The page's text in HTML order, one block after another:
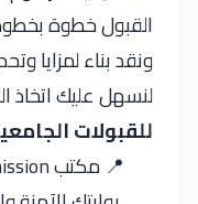
القبول خطوة
ونقد بناء لمزايا
لنسهل عليك اتخاذ
للقبولات
📍 مكتب ORYX admission للدراسة في الخارج